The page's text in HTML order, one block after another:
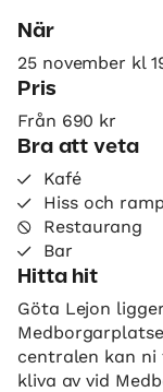
När
25 november kl
Pris
Från 690 kr
Bra att veta
Kafé
Hiss och
Restaurang
Bar
Hitta hit
Göta Lejon
centralen kan ni
kliva av vid